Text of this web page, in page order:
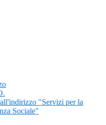
"Servizi per la
Sociale"